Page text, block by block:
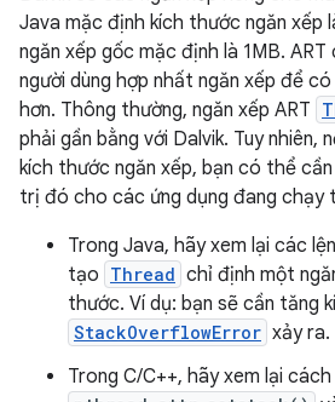
Java mặc định kích thước ngăn xếp
ngăn xếp gốc mặc định là 1MB.
người dùng hợp nhất ngăn xếp để
hơn. Thông thường, ngăn xếp ART
phải gần bằng với Dalvik. Tuy nhiên,
kích thước ngăn xếp, bạn có thể
trị đó cho các ứng dụng đang chạy
Trong Java, hãy xem lại các
tạo Thread chỉ định một
thước. Ví dụ: bạn sẽ cần tăng
StackOverflowError xảy ra.
Trong C/C++, hãy xem lại